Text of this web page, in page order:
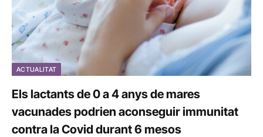
ACTUALITAT
Els lactants de 0 a 4 anys de mares
vacunades podrien aconseguir immunitat
contra la Covid durant 6 mesos